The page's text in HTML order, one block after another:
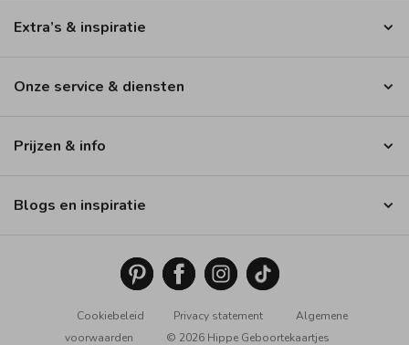
Extra’s & inspiratie
Onze service & diensten
Prijzen & info
Blogs en inspiratie
Cookiebeleid Privacy statement
Algemene
voorwaarden
© 2026 Hippe Geboortekaartjes